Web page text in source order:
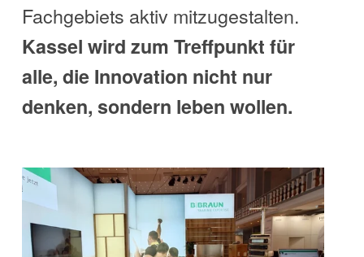
Fachgebiets aktiv mitzugestalten.
Kassel wird zum Treffpunkt für
alle, die Innovation nicht nur
denken, sondern leben wollen.